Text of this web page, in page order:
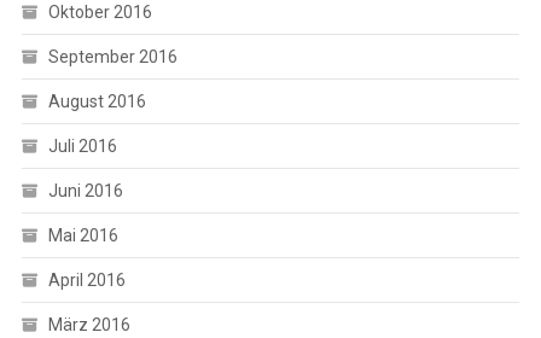
Oktober 2016
September 2016
August 2016
Juli 2016
Juni 2016
Mai 2016
April 2016
März 2016